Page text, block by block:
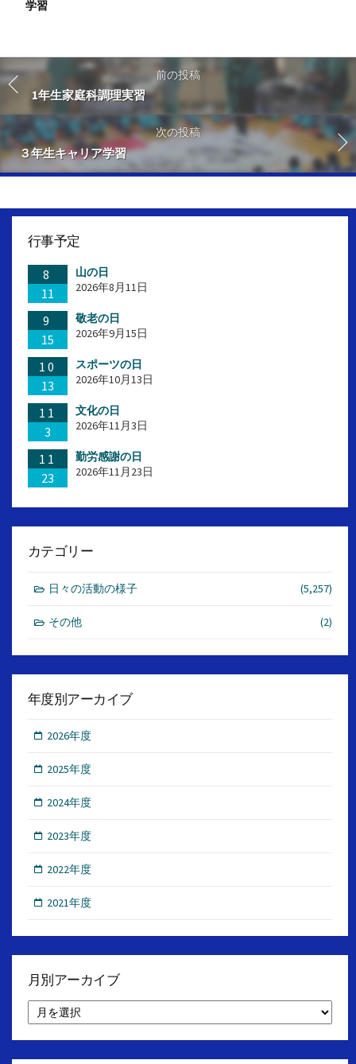
学習
前の投稿
1年生家庭科調理実習
次の投稿
３年生キャリア学習
行事予定
8
11
山の日
2026年8月11日
9
15
敬老の日
2026年9月15日
10
13
スポーツの日
2026年10月13日
11
3
文化の日
2026年11月3日
11
23
勤労感謝の日
2026年11月23日
カテゴリー
日々の活動の様子 (5,257)
その他 (2)
年度別アーカイブ
2026年度
2025年度
2024年度
2023年度
2022年度
2021年度
月別アーカイブ
別
ア